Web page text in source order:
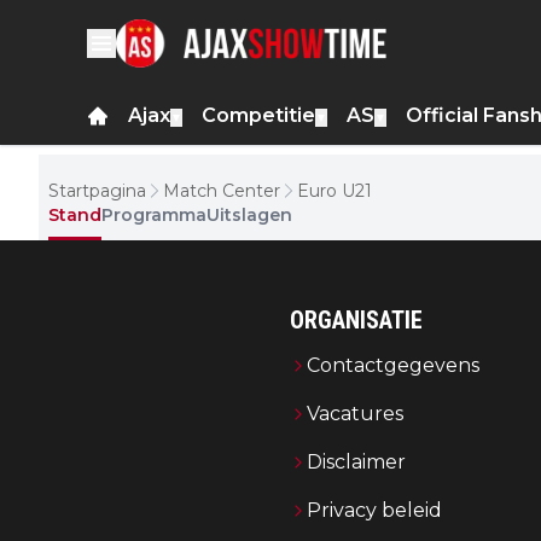
Ajax Competitie AS Official
Startpagina Match Center
Euro U21
StandProgrammaUitslagen
ORGANISATIE
Contactgegevens
Vacatures
Disclaimer
Privacy beleid